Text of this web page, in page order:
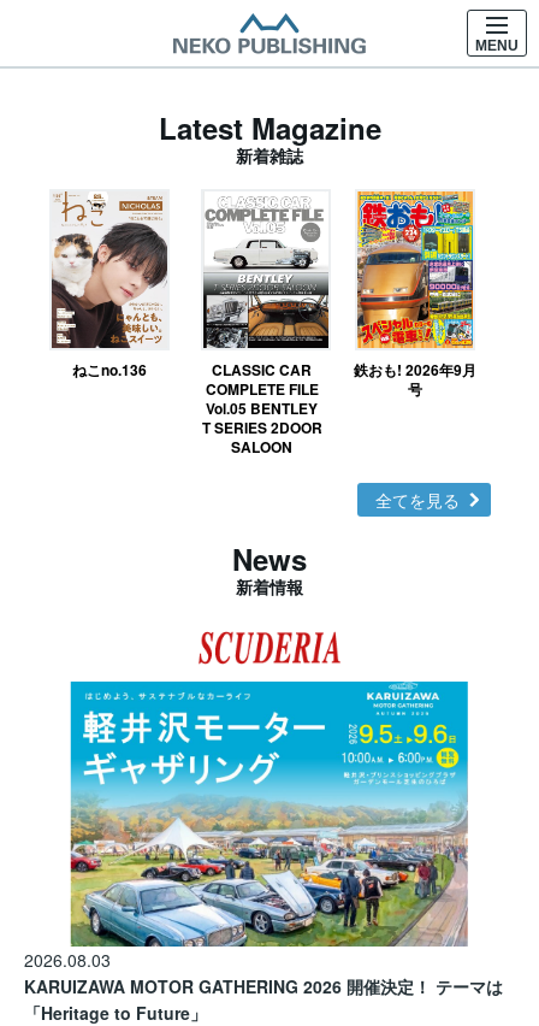
MENU
Latest Magazine
新着雑誌
ねこno.136
CLASSIC CAR
COMPLETE FILE
Vol.05 BENTLEY
T SERIES 2DOOR
SALOON
鉄おも! 2026年9月
号
全てを見る
News
新着情報
2026.08.03
KARUIZAWA MOTOR GATHERING 2026 開催決定！ テーマは
「Heritage to Future」